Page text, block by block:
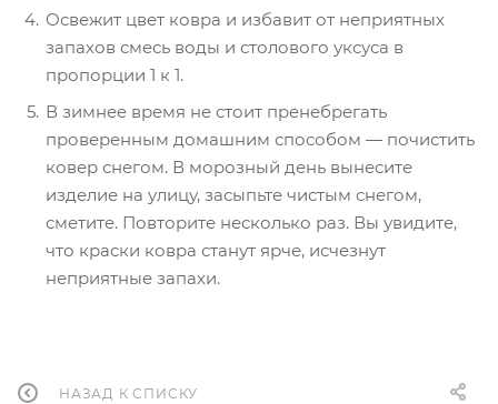
Освежит цвет ковра и избавит от неприятных
запахов смесь воды и столового уксуса в
пропорции 1 к 1.
В зимнее время не стоит пренебрегать
проверенным домашним способом — почистить
ковер снегом. В морозный день вынесите
изделие на улицу, засыпьте чистым снегом,
сметите. Повторите несколько раз. Вы увидите,
что краски ковра станут ярче, исчезнут
неприятные запахи.
НАЗАД К СПИСКУ